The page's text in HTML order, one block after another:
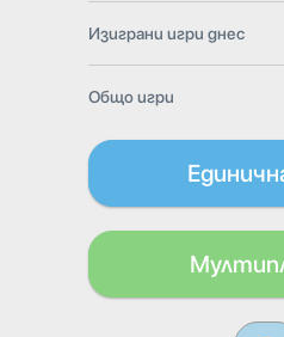
Изиграни игри днес
Общо игри